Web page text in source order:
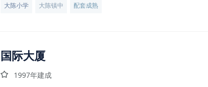
大陈小学 大陈镇中 配套成熟
国际大厦
1997年建成